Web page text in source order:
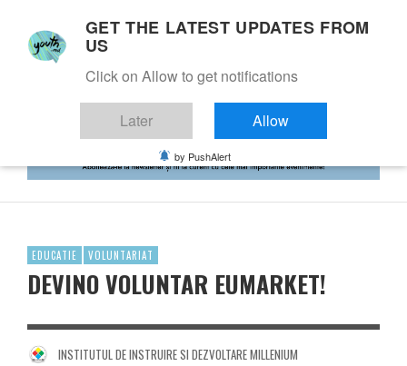
EDUCATIE VOLUNTARIAT
DEVINO VOLUNTAR EUMARKET!
INSTITUTUL DE INSTRUIRE SI DEZVOLTARE MILLENIUM
GET THE LATEST UPDATES FROM
US
Click on Allow to get notifications
Later Allow
by PushAlert